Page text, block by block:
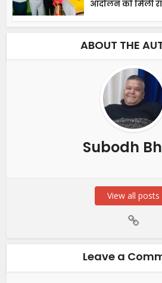
आंदोलन को मिली
ABOUT THE
Subodh
View all posts
Leave a